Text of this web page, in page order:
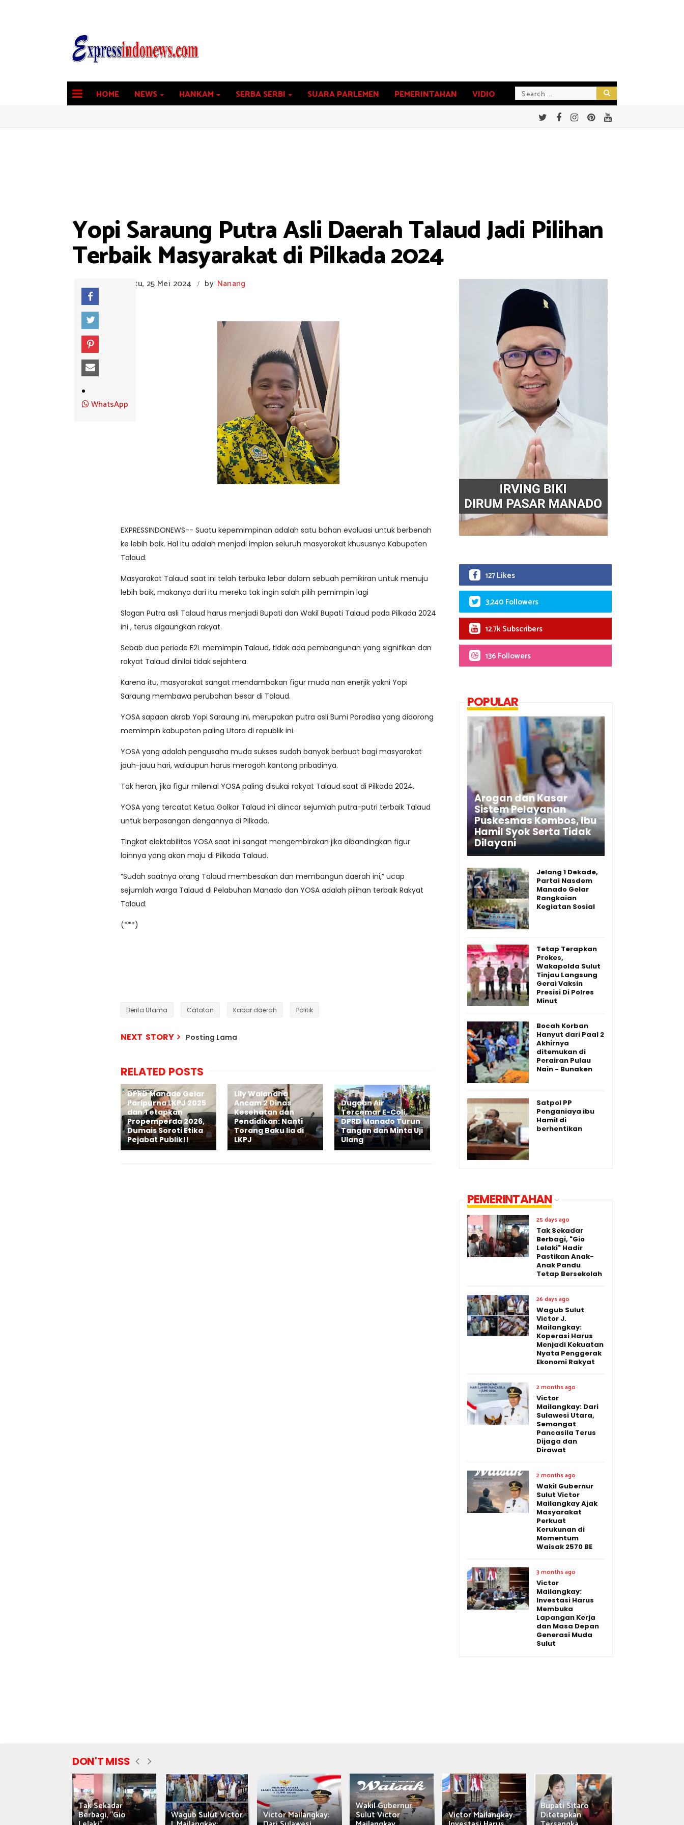
HOME NEWS HANKAM SERBA SERBI SUARA PARLEMEN PEMERINTAHAN VIDIO
Yopi Saraung Putra Asli Daerah Talaud Jadi Pilihan
Terbaik Masyarakat di Pilkada 2024
Sabtu, 25 Mei 2024 / by Nanang
WhatsApp
EXPRESSINDONEWS-- Suatu kepemimpinan adalah satu bahan evaluasi untuk berbenah
ke lebih baik. Hal itu adalah menjadi impian seluruh masyarakat khususnya Kabupaten
Talaud.
Masyarakat Talaud saat ini telah terbuka lebar dalam sebuah pemikiran untuk menuju
lebih baik, makanya dari itu mereka tak ingin salah pilih pemimpin lagi
Slogan Putra asli Talaud harus menjadi Bupati dan Wakil Bupati Talaud pada Pilkada 2024
ini , terus digaungkan rakyat.
Sebab dua periode E2L memimpin Talaud, tidak ada pembangunan yang signifikan dan
rakyat Talaud dinilai tidak sejahtera.
Karena itu, masyarakat sangat mendambakan figur muda nan enerjik yakni Yopi
Saraung membawa perubahan besar di Talaud.
YOSA sapaan akrab Yopi Saraung ini, merupakan putra asli Bumi Porodisa yang didorong
memimpin kabupaten paling Utara di republik ini.
YOSA yang adalah pengusaha muda sukses sudah banyak berbuat bagi masyarakat
jauh-jauu hari, walaupun harus merogoh kantong pribadinya.
Tak heran, jika figur milenial YOSA paling disukai rakyat Talaud saat di Pilkada 2024.
YOSA yang tercatat Ketua Golkar Talaud ini diincar sejumlah putra-putri terbaik Talaud
untuk berpasangan dengannya di Pilkada.
Tingkat elektabilitas YOSA saat ini sangat mengembirakan jika dibandingkan figur
lainnya yang akan maju di Pilkada Talaud.
“Sudah saatnya orang Talaud membesakan dan membangun daerah ini,” ucap
sejumlah warga Talaud di Pelabuhan Manado dan YOSA adalah pilihan terbaik Rakyat
Talaud.
(***)
Berita Utama Catatan Kabar daerah Politik
NEXT STORY Posting Lama
RELATED POSTS
DPRD Manado Gelar
Paripurna LKPJ 2025
dan Tetapkan
Propemperda 2026,
Dumais Soroti Etika
Pejabat Publik!!
Lily Walandha
Ancam 2 Dinas
Kesehatan dan
Pendidikan: Nanti
Torang Baku lia di
LKPJ
Dugaan Air
Tercemar E-Coli,
DPRD Manado Turun
Tangan dan Minta Uji
Ulang
127 Likes
3,240 Followers
12.7k Subscribers
136 Followers
POPULAR
Arogan dan Kasar
Sistem Pelayanan
Puskesmas Kombos, Ibu
Hamil Syok Serta Tidak
Dilayani
Jelang 1 Dekade,
Partai Nasdem
Manado Gelar
Rangkaian
Kegiatan Sosial
Tetap Terapkan
Prokes,
Wakapolda Sulut
Tinjau Langsung
Gerai Vaksin
Presisi Di Polres
Minut
Bocah Korban
Hanyut dari Paal 2
Akhirnya
ditemukan di
Perairan Pulau
Nain - Bunaken
Satpol PP
Penganiaya ibu
Hamil di
berhentikan
PEMERINTAHAN
25 days ago
Tak Sekadar
Berbagi, "Gio
Lelaki" Hadir
Pastikan Anak-
Anak Pandu
Tetap Bersekolah
26 days ago
Wagub Sulut
Victor J.
Mailangkay:
Koperasi Harus
Menjadi Kekuatan
Nyata Penggerak
Ekonomi Rakyat
2 months ago
Victor
Mailangkay: Dari
Sulawesi Utara,
Semangat
Pancasila Terus
Dijaga dan
Dirawat
2 months ago
Wakil Gubernur
Sulut Victor
Mailangkay Ajak
Masyarakat
Perkuat
Kerukunan di
Momentum
Waisak 2570 BE
3 months ago
Victor
Mailangkay:
Investasi Harus
Membuka
Lapangan Kerja
dan Masa Depan
Generasi Muda
Sulut
DON'T MISS
Tak Sekadar
Berbagi, "Gio Wagub Sulut Victor Victor Mailangkay:
Wakil Gubernur
Sulut Victor Victor Mailangkay:
Bupati Sitaro
Ditetapkan